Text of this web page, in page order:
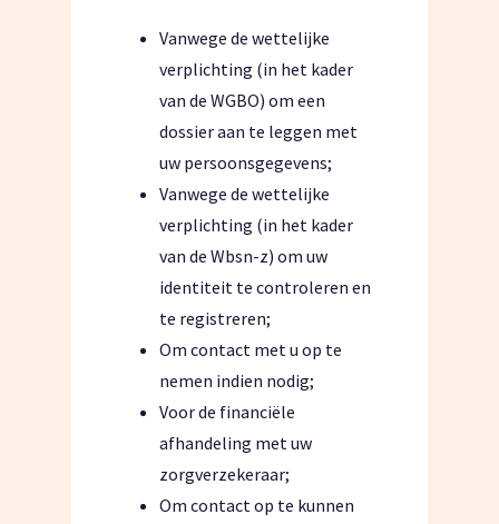
Vanwege de wettelijke
verplichting (in het kader
van de WGBO) om een
dossier aan te leggen met
uw persoonsgegevens;
Vanwege de wettelijke
verplichting (in het kader
van de Wbsn-z) om uw
identiteit te controleren en
te registreren;
Om contact met u op te
nemen indien nodig;
Voor de financiële
afhandeling met uw
zorgverzekeraar;
Om contact op te kunnen